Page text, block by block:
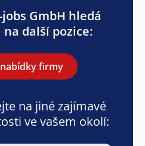
GmbH hledá
další pozice:
firmy
na jiné zajímavé
ve vašem okolí: